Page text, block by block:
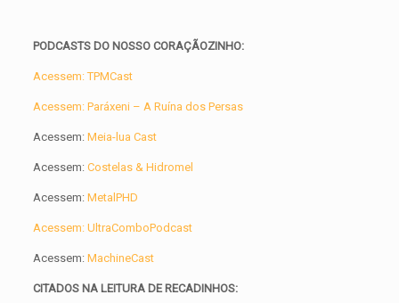
PODCASTS DO NOSSO CORAÇÃOZINHO:
Acessem: TPMCast
Acessem: Paráxeni – A Ruína dos Persas
Acessem: Meia-lua Cast
Acessem:Costelas & Hidromel
Acessem: MetalPHD
Acessem: UltraComboPodcast
Acessem:MachineCast
CITADOS NA LEITURA DE RECADINHOS: